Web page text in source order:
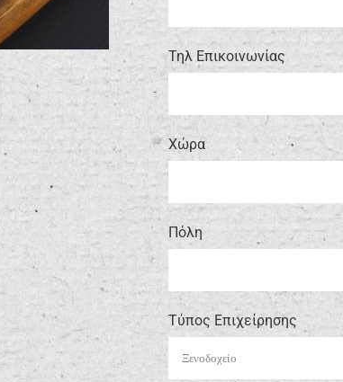
Τηλ Επικοινωνίας
Xώρα
Πόλη
Τύπος Επιχείρησης